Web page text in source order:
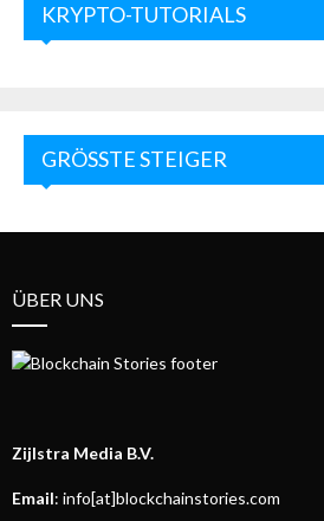
KRYPTO-TUTORIALS
GRÖSSTE STEIGER
ÜBER UNS
Zijlstra Media B.V.
Email: info[at]blockchainstories.com